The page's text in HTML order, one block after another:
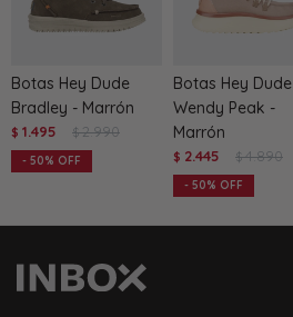
Botas Hey Dude
Bradley - Marrón
$ 1.495 $ 2.990
50
Botas Hey Dude
Wendy Peak -
Marrón
$ 2.445 $ 4.890
50